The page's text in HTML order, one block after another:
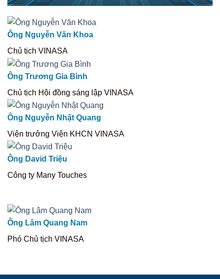
Ông Nguyễn Văn Khoa
Chủ tịch VINASA
Ông Trương Gia Bình
Chủ tịch Hội đồng sáng lập VINASA
Ông Nguyễn Nhật Quang
Viện trưởng Viện KHCN VINASA
Ông David Triệu
Công ty Many Touches
Ông Lâm Quang Nam
Phó Chủ tịch VINASA